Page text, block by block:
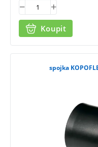
Koupit
spojka